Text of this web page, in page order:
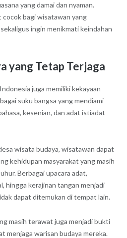
yang damai dan nyaman.
bagi wisatawan yang
ingin menikmati keindahan
yang Tetap Terjaga
juga memiliki kekayaan
suku bangsa yang mendiami
kesenian, dan adat istiadat
wisata budaya, wisatawan dapat
kehidupan masyarakat yang masih
Berbagai upacara adat,
hingga kerajinan tangan menjadi
dapat ditemukan di tempat lain.
masih terawat juga menjadi bukti
menjaga warisan budaya mereka.